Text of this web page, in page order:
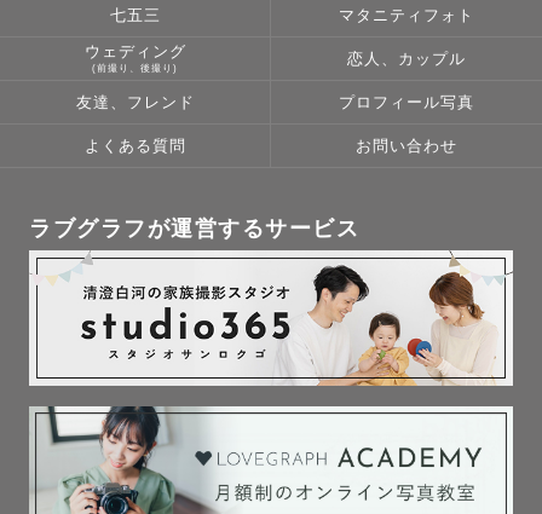
七五三 マタニティフォト
ウェディング
(前撮り、後撮り)
恋人、カップル
友達、フレンド プロフィール写真
よくある質問 お問い合わせ
ラブグラフが運営するサービス